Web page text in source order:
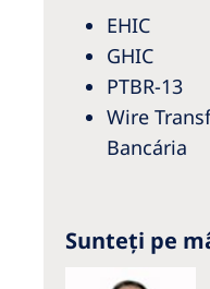
EHIC
GHIC
PTBR-13
Wire
Bancária
Sunteți pe